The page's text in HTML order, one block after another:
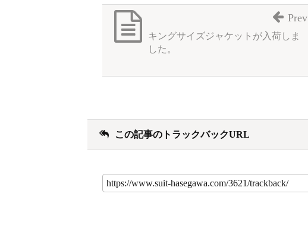
キングサイズジャケットが入荷しま
した。
Prev
この記事のトラックバックURL